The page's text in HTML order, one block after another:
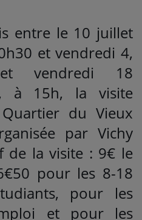
entre le 10 juillet
et vendredi 4,
vendredi 18
à 15h, la visite
du Vieux
par Vichy
de la visite : 9€ le
pour les 8-18
pour les
et pour les